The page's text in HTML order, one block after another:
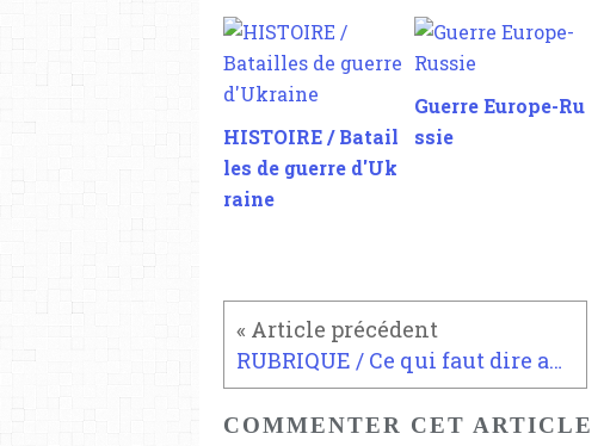
HISTOIRE / Batail
les de guerre d'Uk
raine
Guerre Europe-Ru
ssie
RUBRIQUE / Ce qui faut dire aux Français : de quelques révélations
COMMENTER CET ARTICLE